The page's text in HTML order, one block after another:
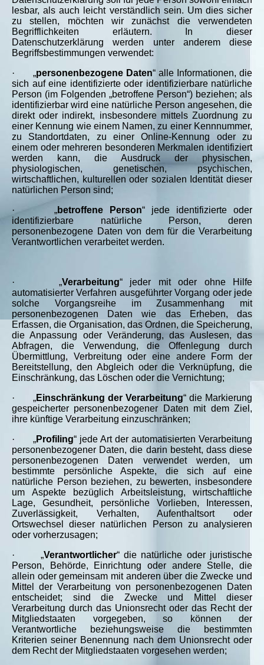
lesbar, als auch leicht verständlich sein. Um dies sicher
zu stellen, möchten wir zunächst die verwendeten
Begrifflichkeiten erläutern. In dieser
Datenschutzerklärung werden unter anderem diese
Begriffsbestimmungen verwendet:
· „personenbezogene Daten“ alle Informationen, die
sich auf eine identifizierte oder identifizierbare natürliche
Person (im Folgenden „betroffene Person“) beziehen; als
identifizierbar wird eine natürliche Person angesehen, die
direkt oder indirekt, insbesondere mittels Zuordnung zu
einer Kennung wie einem Namen, zu einer Kennnummer,
zu Standortdaten, zu einer Online-Kennung oder zu
einem oder mehreren besonderen Merkmalen identifiziert
werden kann, die Ausdruck der physischen,
physiologischen, genetischen, psychischen,
wirtschaftlichen, kulturellen oder sozialen Identität dieser
natürlichen Person sind;
· „betroffene Person“ jede identifizierte oder
identifizierbare natürliche Person, deren
personenbezogene Daten von dem für die Verarbeitung
Verantwortlichen verarbeitet werden.
· „Verarbeitung“ jeder mit oder ohne Hilfe
automatisierter Verfahren ausgeführter Vorgang oder jede
solche Vorgangsreihe im Zusammenhang mit
personenbezogenen Daten wie das Erheben, das
Erfassen, die Organisation, das Ordnen, die Speicherung,
die Anpassung oder Veränderung, das Auslesen, das
Abfragen, die Verwendung, die Offenlegung durch
Übermittlung, Verbreitung oder eine andere Form der
Bereitstellung, den Abgleich oder die Verknüpfung, die
Einschränkung, das Löschen oder die Vernichtung;
· „Einschränkung der Verarbeitung“ die Markierung
gespeicherter personenbezogener Daten mit dem Ziel,
ihre künftige Verarbeitung einzuschränken;
· „Profiling“ jede Art der automatisierten Verarbeitung
personenbezogener Daten, die darin besteht, dass diese
personenbezogenen Daten verwendet werden, um
bestimmte persönliche Aspekte, die sich auf eine
natürliche Person beziehen, zu bewerten, insbesondere
um Aspekte bezüglich Arbeitsleistung, wirtschaftliche
Lage, Gesundheit, persönliche Vorlieben, Interessen,
Zuverlässigkeit, Verhalten, Aufenthaltsort oder
Ortswechsel dieser natürlichen Person zu analysieren
oder vorherzusagen;
· „Verantwortlicher“ die natürliche oder juristische
Person, Behörde, Einrichtung oder andere Stelle, die
allein oder gemeinsam mit anderen über die Zwecke und
Mittel der Verarbeitung von personenbezogenen Daten
entscheidet; sind die Zwecke und Mittel dieser
Verarbeitung durch das Unionsrecht oder das Recht der
Mitgliedstaaten vorgegeben, so können der
Verantwortliche beziehungsweise die bestimmten
Kriterien seiner Benennung nach dem Unionsrecht oder
dem Recht der Mitgliedstaaten vorgesehen werden;